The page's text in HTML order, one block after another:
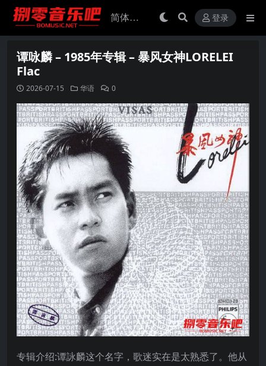
登录
谭咏麟 – 1985年专辑 – 暴风女神LORELEI
Flac
2026-07-15 华语 0
专辑介绍:谭詠麟这个名字，歌迷实在是太熟悉了。他从